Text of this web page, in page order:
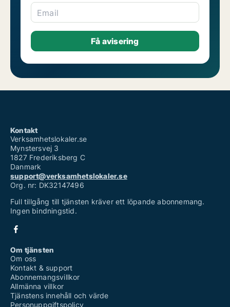
Email
Kontakt
Verksamhetslokaler.se
Mynstersvej 3
1827 Frederiksberg C
Danmark
support@verksamhetslokaler.se
Org. nr: DK32147496
Full tillgång till tjänsten kräver ett löpande abonnemang.
Ingen bindningstid.
Om tjänsten
Om oss
Kontakt & support
Abonnemangsvillkor
Allmänna villkor
Tjänstens innehåll och värde
Personuppgiftspolicy